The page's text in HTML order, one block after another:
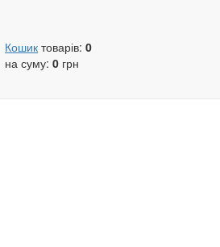
Кошик товарів: 0
на суму: 0 грн